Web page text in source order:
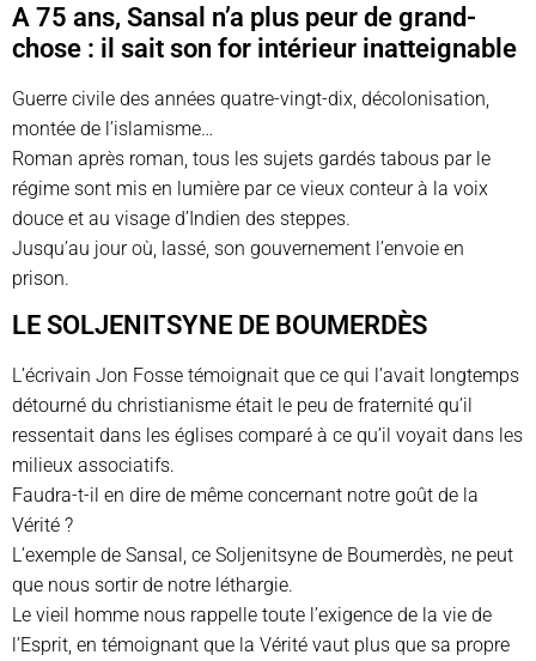
A 75 ans, Sansal n’a plus peur de grand-
chose : il sait son for intérieur inatteignable
Guerre civile des années quatre-vingt-dix, décolonisation,
montée de l’islamisme…
Roman après roman, tous les sujets gardés tabous par le
régime sont mis en lumière par ce vieux conteur à la voix
douce et au visage d’Indien des steppes.
Jusqu’au jour où, lassé, son gouvernement l’envoie en
prison.
LE SOLJENITSYNE DE BOUMERDÈS
L’écrivain Jon Fosse témoignait que ce qui l’avait longtemps
détourné du christianisme était le peu de fraternité qu’il
ressentait dans les églises comparé à ce qu’il voyait dans les
milieux associatifs.
Faudra-t-il en dire de même concernant notre goût de la
Vérité ?
L’exemple de Sansal, ce Soljenitsyne de Boumerdès, ne peut
que nous sortir de notre léthargie.
Le vieil homme nous rappelle toute l’exigence de la vie de
l’Esprit, en témoignant que la Vérité vaut plus que sa propre